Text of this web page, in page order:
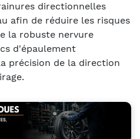
directionnelles
afin de réduire les risques
la robuste nervure
d'épaulement
précision de la direction